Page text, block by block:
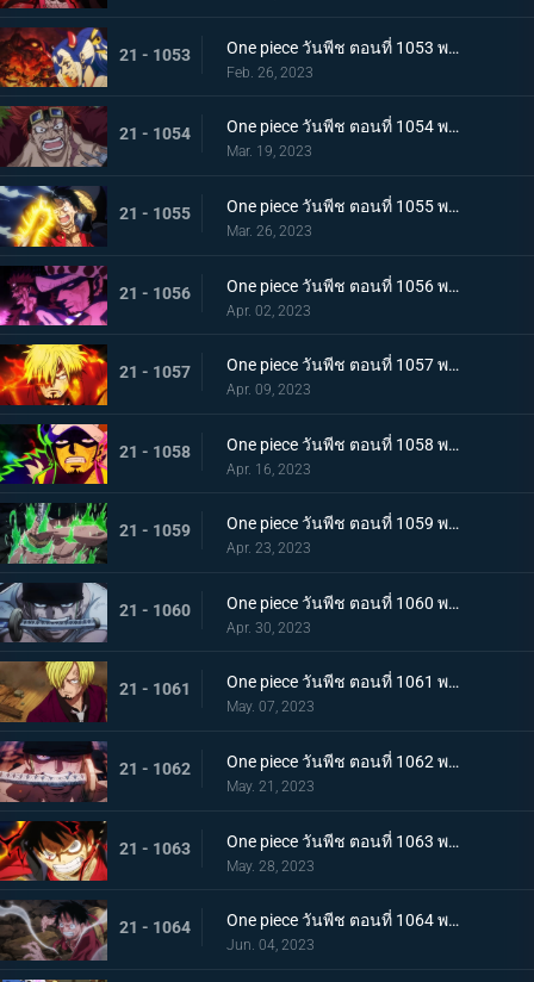
21 - 1053 One piece วันพีช ตอนที่ 1053 พากย์ไทย ซันจิกลายพันธุ์ แขนทั้ง 2 เจอวิกฤติ!
Feb. 26, 2023
21 - 1054 One piece วันพีช ตอนที่ 1054 พากย์ไทย คู่หูต้องตาย! เดิมพันมรณะของคิลเลอร์
Mar. 19, 2023
21 - 1055 One piece วันพีช ตอนที่ 1055 พากย์ไทย ร่างเงาดึงเชือก! โอนิกาชิมะในเปลวเพลิง
Mar. 26, 2023
21 - 1056 One piece วันพีช ตอนที่ 1056 พากย์ไทย การโต้กลับ! ท่าผสานของคิดกับลอว์โต้กลับ
Apr. 02, 2023
21 - 1057 One piece วันพีช ตอนที่ 1057 พากย์ไทย เพื่อลูฟี่ คำสาบานของซันจิกับโซโร
Apr. 09, 2023
21 - 1058 One piece วันพีช ตอนที่ 1058 พากย์ไทย การจู่โจมของนักบวชเพลิงผลาญ เงื้อมมือปีศาจของโอโรจิที่คืบคลานเข้ามา
Apr. 16, 2023
21 - 1059 One piece วันพีช ตอนที่ 1059 พากย์ไทย โซโลตกที่นั่งลำบาก สัตว์ประหลาดคิงแห่งอัคคีภัย
Apr. 23, 2023
21 - 1060 One piece วันพีช ตอนที่ 1060 พากย์ไทย ความลับของเอ็นมะ ดาบปีศาจที่ฝากไว้กับโซโล
Apr. 30, 2023
21 - 1061 One piece วันพีช ตอนที่ 1061 พากย์ไทย หนึ่งการโจมตีของเทพอสูร ซันจิ ปะทะ ควีน
May. 07, 2023
21 - 1062 One piece วันพีช ตอนที่ 1062 พากย์ไทย วิชาสามดาบแห่งราชัน โซโล ปะทะ คิง
May. 21, 2023
21 - 1063 One piece วันพีช ตอนที่ 1063 พากย์ไทย ลูฟี่กระฉับกระเฉง จุดหักเหของยุคสมัยใหม่
May. 28, 2023
21 - 1064 One piece วันพีช ตอนที่ 1064 พากย์ไทย มังกรเมาแปดทิศ มังกรไร้ระเบียบที่เข้าประชิดลูฟี่
Jun. 04, 2023